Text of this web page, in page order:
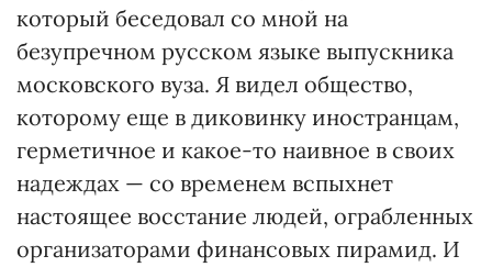
который беседовал со мной на
безупречном русском языке выпускника
московского вуза. Я видел общество,
которому еще в диковинку иностранцам,
герметичное и какое-то наивное в своих
надеждах — со временем вспыхнет
настоящее восстание людей, ограбленных
организаторами финансовых пирамид. И